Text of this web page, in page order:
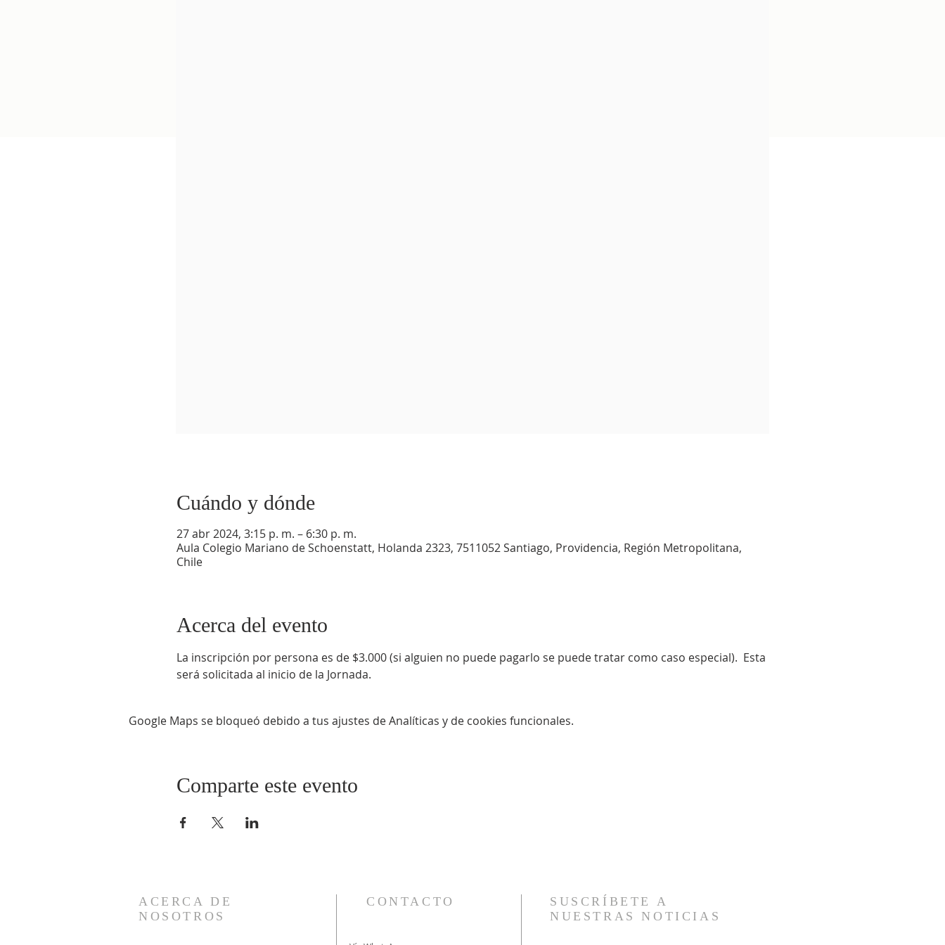
Cuándo y dónde
27 abr 2024, 3:15 p. m. – 6:30 p. m.
Aula Colegio Mariano de Schoenstatt, Holanda 2323, 7511052 Santiago, Providencia, Región Metropolitana,
Chile
Acerca del evento
La inscripción por persona es de $3.000 (si alguien no puede pagarlo se puede tratar como caso especial).  Esta
será solicitada al inicio de la Jornada.
Google Maps se bloqueó debido a tus ajustes de Analíticas y de cookies funcionales.
Comparte este evento
ACERCA DE
NOSOTROS
CONTACTO
SUSCRÍBETE A
NUESTRAS NOTICIAS